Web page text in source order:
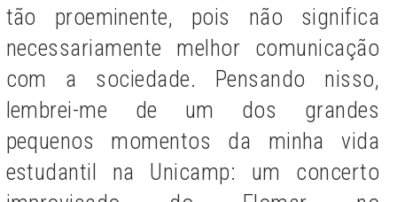
tão proeminente, pois não significa
necessariamente melhor comunicação
com a sociedade. Pensando nisso,
lembrei-me de um dos grandes
pequenos momentos da minha vida
estudantil na Unicamp: um concerto